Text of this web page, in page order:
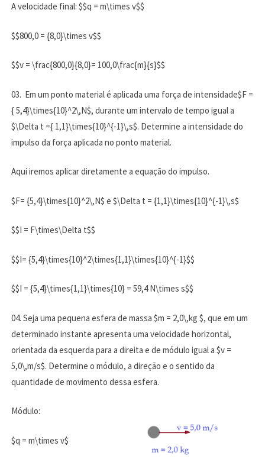
A velocidade final: $$q = m\times v$$
$$800,0 = {8,0}\times v$$
$$v = \frac{800,0}{8,0}= 100,0\frac{m}{s}$$
03. Em um ponto material é aplicada uma força de intensidade$F =
{ 5,4}\times{10}^2\,N$, durante um intervalo de tempo igual a
$\Delta t ={ 1,1}\times{10}^{-1}\,s$. Determine a intensidade do
impulso da força aplicada no ponto material.
Aqui iremos aplicar diretamente a equação do impulso.
$F= {5,4}\times{10}^2\,N$ e $\Delta t = {1,1}\times{10}^{-1}\,s$
$$I = F\times\Delta t$$
$$I= {5,4}\times{10}^2\times{1,1}\times{10}^{-1}$$
$$I = {5,4}\times{1,1}\times{10} = 59,4 N\times s$$
04. Seja uma pequena esfera de massa $m = 2,0\,kg $, que em um
determinado instante apresenta uma velocidade horizontal,
orientada da esquerda para a direita e de módulo igual a $v =
5,0\,m/s$. Determine o módulo, a direção e o sentido da
quantidade de movimento dessa esfera.
Módulo:
$q = m\times v$